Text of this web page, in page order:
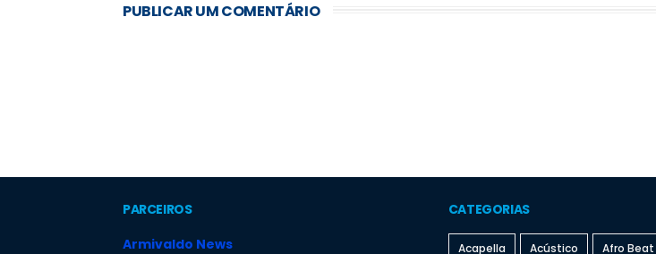
PUBLICAR UM COMENTÁRIO
PARCEIROS
Armivaldo News
CATEGORIAS
Acapella Acústico Afro Beat